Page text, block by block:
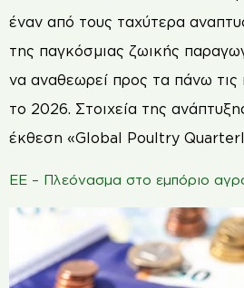
έναν από τους ταχύτερα
της παγκόσμιας ζωικής
να αναθεωρεί προς τα πάνω τις
το 2026. Στοιχεία της
έκθεση «Global Poultry
ΕΕ – Πλεόνασμα στο εμπόριο